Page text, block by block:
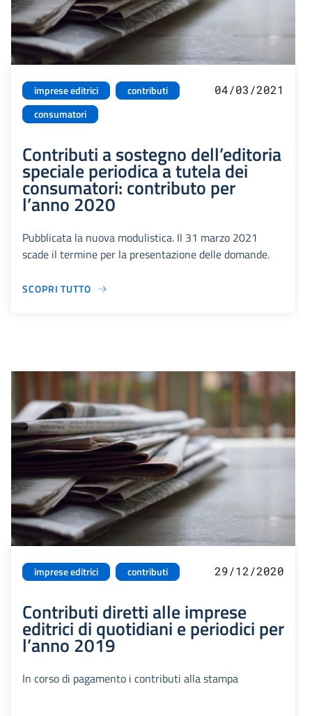
imprese editrici
contributi
consumatori
04/03/2021
Contributi a sostegno dell’editoria
speciale periodica a tutela dei
consumatori: contributo per
l’anno 2020
Pubblicata la nuova modulistica. Il 31 marzo 2021
scade il termine per la presentazione delle domande.
SCOPRI TUTTO
imprese editrici contributi 29/12/2020
Contributi diretti alle imprese
editrici di quotidiani e periodici per
l’anno 2019
In corso di pagamento i contributi alla stampa